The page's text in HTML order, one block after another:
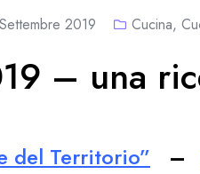
2019 Cucina,
– una
del Territorio” –